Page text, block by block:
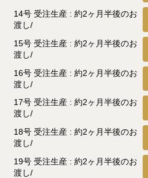
14号 受注生産 : 約2ヶ月半後のお
渡し
15号 受注生産 : 約2ヶ月半後のお
渡し
16号 受注生産 : 約2ヶ月半後のお
渡し
17号 受注生産 : 約2ヶ月半後のお
渡し
18号 受注生産 : 約2ヶ月半後のお
渡し
19号 受注生産 : 約2ヶ月半後のお
渡し